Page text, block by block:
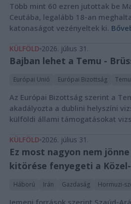
Több mint 60 ezren jutottak be
Ceutába, legalább 18-an
katonaságot vezényeltek ki.
KÜLFÖLD 2026. július 31.
Bajban lehet a Temu -
Európai Unió Európai Bizottság Temu
Az Európai Bizottság szerint a
akadályozta a dublini helyszíni
külföldi állami támogatásokat
KÜLFÖLD 2026. július 31.
Ez most nagyon nem
kitörése fenyegeti a
Háború Irán Gazdaság Hormuzi-
Jemeni források szerint Szaúd-